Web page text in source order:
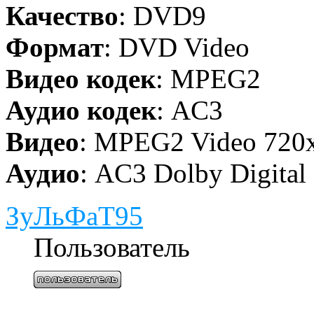
Качество: DVD9
Формат: DVD Video
Видео кодек: MPEG2
Аудио кодек: AC3
Видео: MPEG2 Video
Аудио: AC3 Dolby Digital
ЗуЛьФаТ95
Пользователь